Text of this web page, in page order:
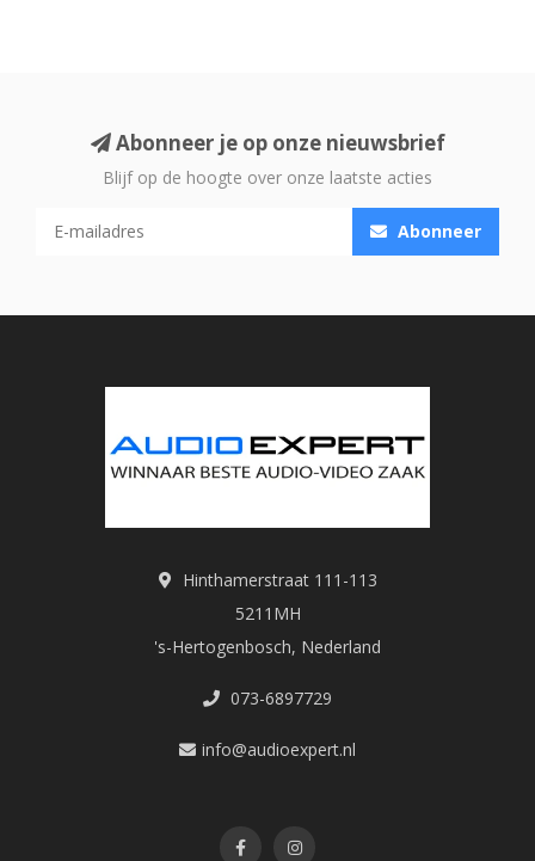
Abonneer je op onze nieuwsbrief
Blijf op de hoogte over onze laatste acties
Abonneer
Hinthamerstraat 111-113
5211MH
's-Hertogenbosch, Nederland
073-6897729
info@audioexpert.nl